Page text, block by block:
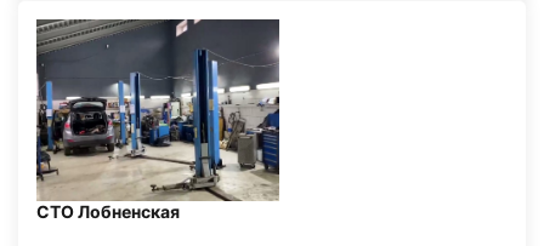
СТО Лобненская